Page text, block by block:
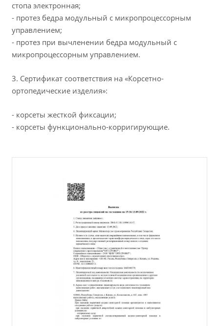
стопа электронная;
- протез бедра модульный с микропроцессорным
управлением;
- протез при вычленении бедра модульный с
микропроцессорным управлением.
3. Сертификат соответствия на «Корсетно-
ортопедические изделия»:
- корсеты жесткой фиксации;
- корсеты функционально-корригирующие.